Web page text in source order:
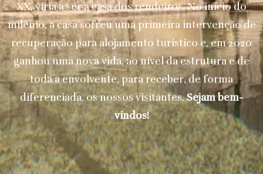
XX, viria a ser a casa dos rendeiros. No início do
milénio, a casa sofreu uma primeira intervenção de
recuperação para alojamento turístico e, em 2020
ganhou uma nova vida, ao nível da estrutura e de
toda a envolvente, para receber, de forma
diferenciada, os nossos visitantes.Sejam bem-
vindos!